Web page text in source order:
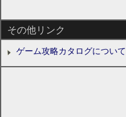
その他リンク
ゲーム攻略カタログについて